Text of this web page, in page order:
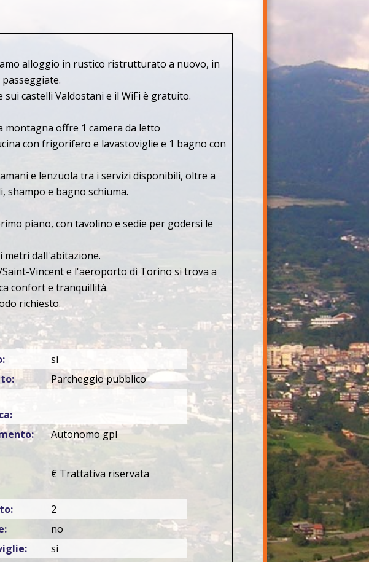
alloggio in rustico ristrutturato a nuovo, in
castelli Valdostani e il WiFi è gratuito.
montagna offre 1 camera da letto
con frigorifero e lavastoviglie e 1 bagno con
e lenzuola tra i servizi disponibili, oltre a
shampo e bagno schiuma.
piano, con tavolino e sedie per godersi le
dall'abitazione.
Vincent e l'aeroporto di Torino si trova a
confort e tranquillità.
richiesto.
sì
Parcheggio pubblico
Autonomo gpl
€ Trattativa riservata
2
no
sì